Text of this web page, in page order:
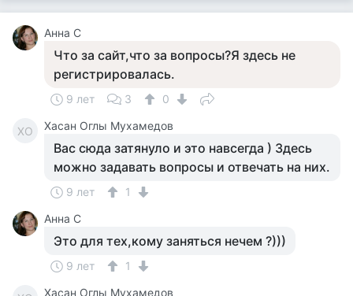
Анна С
Что за сайт,что за вопросы?Я здесь не
регистрировалась.
9 лет 3 0
ХО Хасан Оглы Мухамедов
Вас сюда затянуло и это навсегда ) Здесь
можно задавать вопросы и отвечать на них.
9 лет
1
Анна С
Это для тех,кому заняться нечем ?)))
9 лет 1
Хасан Оглы Мухамедов